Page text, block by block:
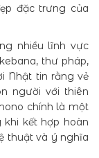
đặc trưng của
nhiều lĩnh vực
thư pháp,
Nhật tin rằng vẻ
người với thiên
chính là một
kết hợp hoàn
thuật và ý nghĩa